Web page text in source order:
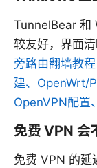
TunnelBear 和
较友好，界面
旁路由翻墙教
建、OpenWrt/
OpenVPN配置
免费 VPN 会
免费 VPN 的延